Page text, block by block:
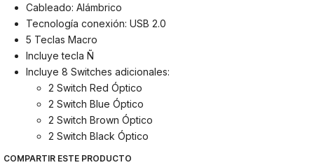
Cableado: Alámbrico
Tecnología conexión: USB 2.0
5 Teclas Macro
Incluye tecla Ñ
Incluye 8 Switches adicionales:
2 Switch Red Óptico
2 Switch Blue Óptico
2 Switch Brown Óptico
2 Switch Black Óptico
COMPARTIR ESTE PRODUCTO